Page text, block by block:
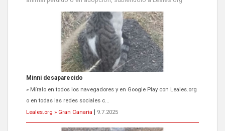
Minni desaparecido
» Míralo en todos los navegadores y en Google Play con Leales.org
o en todas las redes sociales c...
Leales.org » Gran Canaria
9.7.2025